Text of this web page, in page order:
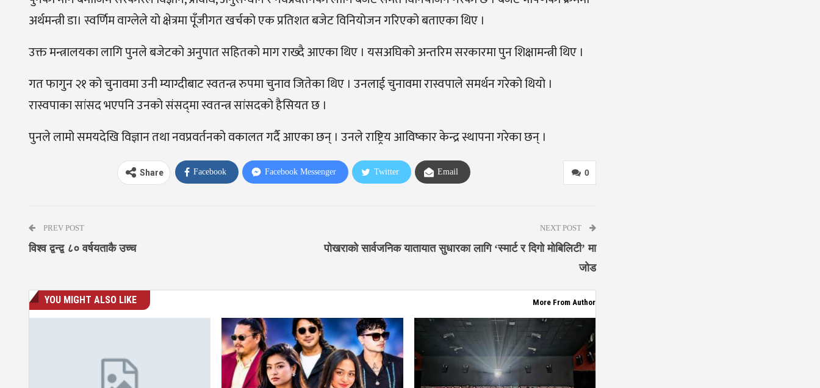
अर्थमन्त्री डा। स्वर्णिम वाग्लेले यो क्षेत्रमा पूँजीगत खर्चको एक प्रतिशत बजेट विनियोजन गरिएको बताएका थिए ।
उक्त मन्त्रालयका लागि पुनले बजेटको अनुपात सहितको माग राख्दै आएका थिए । यसअघिको अन्तरिम सरकारमा पुन शिक्षामन्त्री थिए ।
गत फागुन २१ को चुनावमा उनी म्याग्दीबाट स्वतन्त्र रुपमा चुनाव जितेका थिए । उनलाई चुनावमा रास्वपाले समर्थन गरेको थियो ।
रास्वपाका सांसद भएपनि उनको संसद्‌मा स्वतन्त्र सांसदको हैसियत छ ।
पुनले लामो समयदेखि विज्ञान तथा नवप्रवर्तनको वकालत गर्दै आएका छन् । उनले राष्ट्रिय आविष्कार केन्द्र स्थापना गरेका छन् ।
0
Share Facebook Facebook Messenger Twitter Email
PREV POST
विश्व द्वन्द्व ८० वर्षयताकै उच्च
NEXT POST
पोखराको सार्वजनिक यातायात सुधारका लागि ‘स्मार्ट र दिगो मोबिलिटी’ मा
जोड
YOU MIGHT ALSO LIKE More From Author